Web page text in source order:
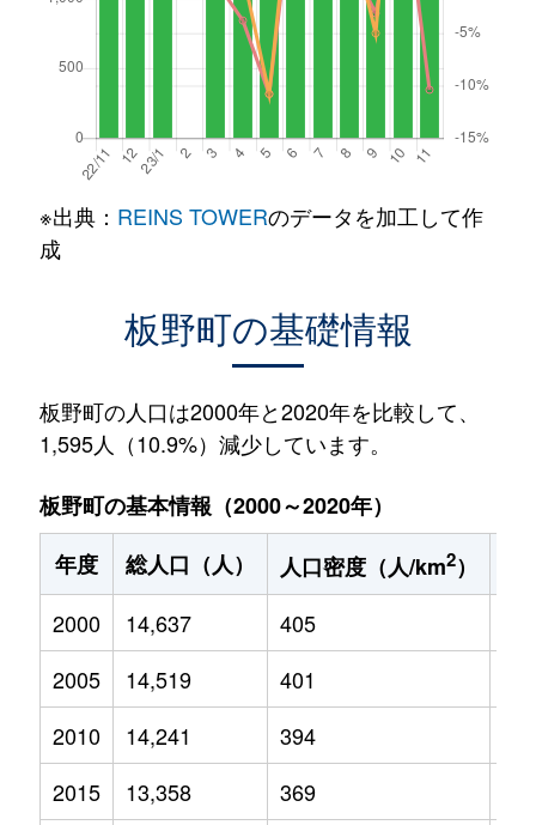
※出典： REINS TOWERのデータを加工して作
成
板野町の基礎情報
板野町の人口は2000年と2020年を比較して、
1,595人（10.9%）減少しています。
板野町の基本情報（2000～2020年）
年度
総人口（人） 人口密度（人/km2）
2000
14,637 405
2005
14,519 401
2010
14,241 394
2015
13,358 369